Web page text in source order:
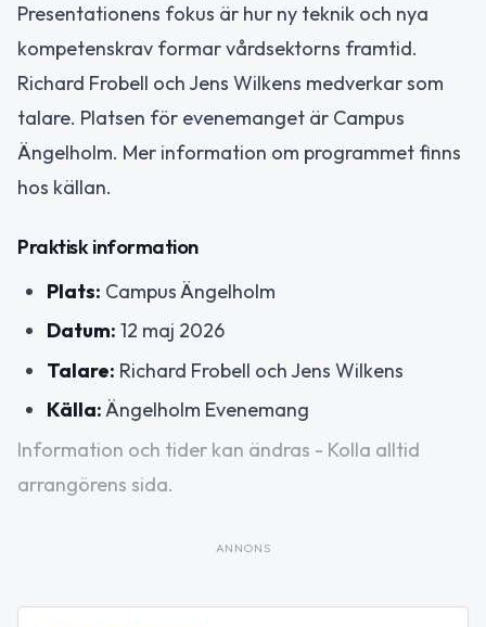
Presentationens fokus är hur ny teknik och nya
kompetenskrav formar vårdsektorns framtid.
Richard Frobell och Jens Wilkens medverkar som
talare. Platsen för evenemanget är Campus
Ängelholm. Mer information om programmet finns
hos källan.
Praktisk information
Plats: Campus Ängelholm
Datum: 12 maj 2026
Talare: Richard Frobell och Jens Wilkens
Källa:Ängelholm Evenemang
Information och tider kan ändras - Kolla alltid
arrangörens sida.
ANNONS